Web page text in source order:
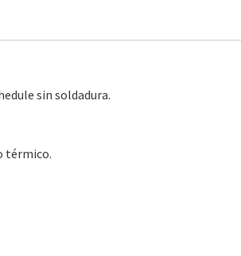
sin soldadura.
térmico.